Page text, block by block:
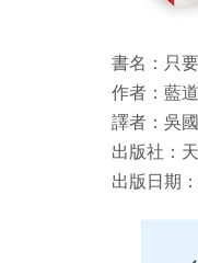
書名： 只
作者： 藍
譯者： 吳
出版社：
出版日期：